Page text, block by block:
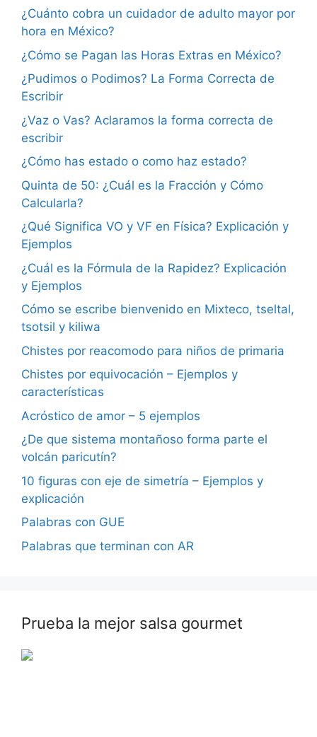
¿Cuánto cobra un cuidador de adulto mayor por
hora en México?
¿Cómo se Pagan las Horas Extras en México?
¿Pudimos o Podimos? La Forma Correcta de
Escribir
¿Vaz o Vas? Aclaramos la forma correcta de
escribir
¿Cómo has estado o como haz estado?
Quinta de 50: ¿Cuál es la Fracción y Cómo
Calcularla?
¿Qué Significa VO y VF en Física? Explicación y
Ejemplos
¿Cuál es la Fórmula de la Rapidez? Explicación
y Ejemplos
Cómo se escribe bienvenido en Mixteco, tseltal,
tsotsil y kiliwa
Chistes por reacomodo para niños de primaria
Chistes por equivocación – Ejemplos y
características
Acróstico de amor – 5 ejemplos
¿De que sistema montañoso forma parte el
volcán paricutín?
10 figuras con eje de simetría – Ejemplos y
explicación
Palabras con GUE
Palabras que terminan con AR
Prueba la mejor salsa gourmet